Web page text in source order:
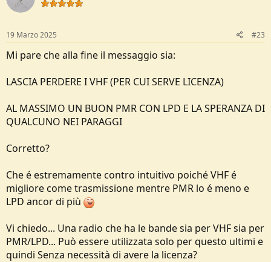
19 Marzo 2025 #23
Mi pare che alla fine il messaggio sia:
LASCIA PERDERE I VHF (PER CUI SERVE LICENZA)
AL MASSIMO UN BUON PMR CON LPD E LA SPERANZA DI
QUALCUNO NEI PARAGGI
Corretto?
Che é estremamente contro intuitivo poiché VHF é
migliore come trasmissione mentre PMR lo é meno e
LPD ancor di più
Vi chiedo... Una radio che ha le bande sia per VHF sia per
PMR/LPD... Può essere utilizzata solo per questo ultimi e
quindi Senza necessità di avere la licenza?